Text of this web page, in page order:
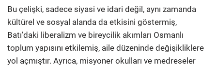
Bu çelişki, sadece siyasi ve idari değil, aynı zamanda
kültürel ve sosyal alanda da etkisini göstermiş,
Batı’daki liberalizm ve bireycilik akımları Osmanlı
toplum yapısını etkilemiş, aile düzeninde değişikliklere
yol açmıştır. Ayrıca, misyoner okulları ve medreseler